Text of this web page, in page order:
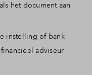
het document aan
instelling of bank
adviseur